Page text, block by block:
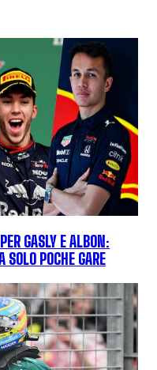
GASLY E ALBON:
SOLO POCHE GARE